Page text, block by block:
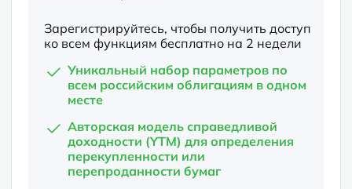
Зарегистрируйтесь, чтобы получить доступ
ко всем функциям бесплатно на 2 недели
Уникальный набор параметров по
всем российским облигациям в одном
месте
Авторская модель справедливой
доходности (YTM) для определения
перекупленности или
перепроданности бумаг